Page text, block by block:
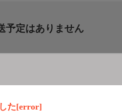
た[error]
予定はありません